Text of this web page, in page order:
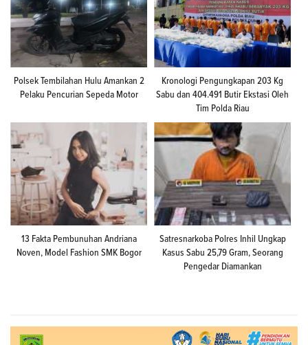
Polsek Tembilahan Hulu Amankan 2
Pelaku Pencurian Sepeda Motor
Kronologi Pengungkapan 203 Kg
Sabu dan 404.491 Butir Ekstasi Oleh
Tim Polda Riau
13 Fakta Pembunuhan Andriana
Noven, Model Fashion SMK Bogor
Satresnarkoba Polres Inhil Ungkap
Kasus Sabu 25,79 Gram, Seorang
Pengedar Diamankan